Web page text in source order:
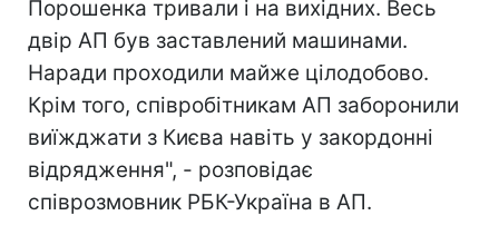
Порошенка тривали і на вихідних. Весь
двір АП був заставлений машинами.
Наради проходили майже цілодобово.
Крім того, співробітникам АП заборонили
виїжджати з Києва навіть у закордонні
відрядження", - розповідає
співрозмовник РБК-Україна в АП.